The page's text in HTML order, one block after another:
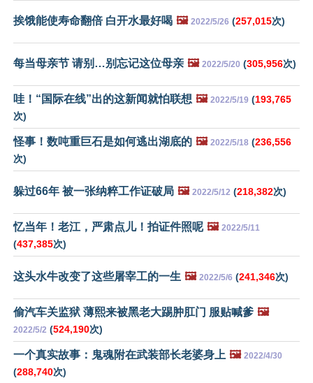
挨饿能使寿命翻倍 白开水最好喝 🖼️ 2022/5/26 (257,015次)
每当母亲节 请别…别忘记这位母亲 🖼️ 2022/5/20 (305,956次)
哇！“国际在线”出的这新闻就怕联想 🖼️ 2022/5/19 (193,765
次)
怪事！数吨重巨石是如何逃出湖底的 🖼️ 2022/5/18 (236,556
次)
躲过66年 被一张纳粹工作证破局 🖼️ 2022/5/12 (218,382次)
忆当年！老江，严肃点儿！拍证件照呢 🖼️ 2022/5/11
(437,385次)
这头水牛改变了这些屠宰工的一生 🖼️ 2022/5/6 (241,346次)
偷汽车关监狱 薄熙来被黑老大踢肿肛门 服贴喊爹 🖼️
2022/5/2 (524,190次)
一个真实故事：鬼魂附在武装部长老婆身上 🖼️ 2022/4/30
(288,740次)